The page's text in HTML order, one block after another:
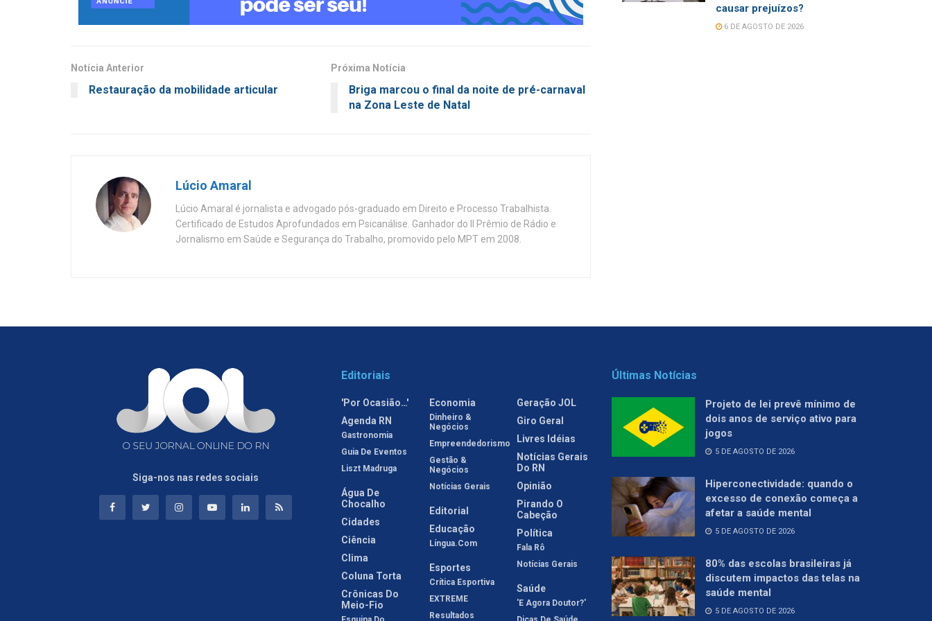
Notícia Anterior
Restauração da mobilidade articular
Próxima Notícia
Briga marcou o final da noite de pré-carnaval
na Zona Leste de Natal
Lúcio Amaral
Lúcio Amaral é jornalista e advogado pós-graduado em Direito e Processo Trabalhista.
Certificado de Estudos Aprofundados em Psicanálise. Ganhador do II Prêmio de Rádio e
Jornalismo em Saúde e Segurança do Trabalho, promovido pelo MPT em 2008.
causar prejuízos?
6 DE AGOSTO DE 2026
Siga-nos nas redes sociais
Editoriais
'Por Ocasião…'
Agenda RN
Gastronomia
Guia De Eventos
Liszt Madruga
Água De
Chocalho
Cidades
Ciência
Clima
Coluna Torta
Crônicas Do
Meio-Fio
Economia
Dinheiro &
Negócios
Empreendedorismo
Gestão &
Negócios
Notícias Gerais
Editorial
Educação
Língua.com
Esportes
Crítica Esportiva
EXTREME
Resultados
Geração JOL
Giro Geral
Livres Idéias
Notícias Gerais
Do RN
Opinião
Pirando O
Cabeção
Política
Fala Rô
Notícias Gerais
Saúde
'E Agora Doutor?'
Últimas Notícias
Projeto de lei prevê mínimo de
dois anos de serviço ativo para
jogos
5 DE AGOSTO DE 2026
Hiperconectividade: quando o
excesso de conexão começa a
afetar a saúde mental
5 DE AGOSTO DE 2026
80% das escolas brasileiras já
discutem impactos das telas na
saúde mental
5 DE AGOSTO DE 2026